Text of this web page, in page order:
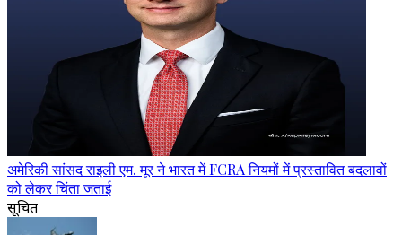
अमेरिकी सांसद राइली एम. मूर ने भारत में FCRA नियमों में प्रस्तावित बदलावों
को लेकर चिंता जताई
सूचित